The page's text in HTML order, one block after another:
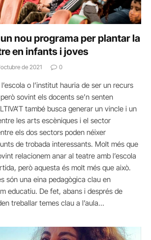
un nou programa per plantar la
en infants i joves
de 2021 0
o l’institut hauria de ser un recurs
sovint els docents se’n senten
també busca generar un vincle i un
les arts escèniques i el sector
els dos sectors poden néixer
de trobada interessants. Molt més que
relacionem anar al teatre amb l’escola
però aquesta és molt més que això.
són una eina pedagògica clau en
educatiu. De fet, abans i després de
treballar temes clau a l’aula…